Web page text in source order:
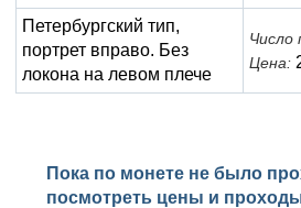
Петербургский тип,
портрет вправо. Без
локона на левом плече
Число
Цена:
Пока по монете не было
посмотреть цены и